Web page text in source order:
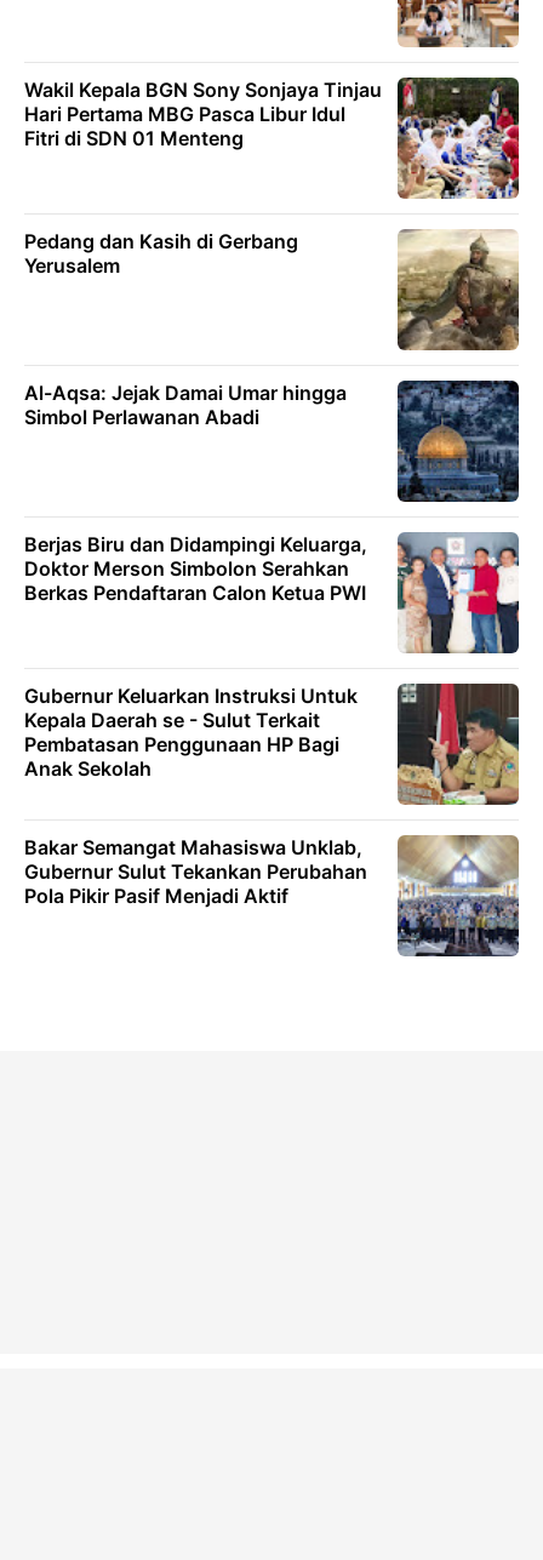
Wakil Kepala BGN Sony Sonjaya Tinjau
Hari Pertama MBG Pasca Libur Idul
Fitri di SDN 01 Menteng
Pedang dan Kasih di Gerbang
Yerusalem
Al-Aqsa: Jejak Damai Umar hingga
Simbol Perlawanan Abadi
Berjas Biru dan Didampingi Keluarga,
Doktor Merson Simbolon Serahkan
Berkas Pendaftaran Calon Ketua PWI
Gubernur Keluarkan Instruksi Untuk
Kepala Daerah se - Sulut Terkait
Pembatasan Penggunaan HP Bagi
Anak Sekolah
Bakar Semangat Mahasiswa Unklab,
Gubernur Sulut Tekankan Perubahan
Pola Pikir Pasif Menjadi Aktif